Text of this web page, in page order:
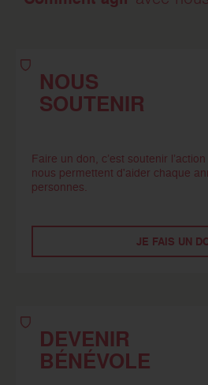
NOUS
SOUTENIR
Faire un don, c’est soutenir
nous permettent d'aider chaque
personnes.
JE FAIS UN
DEVENIR
BÉNÉVOLE